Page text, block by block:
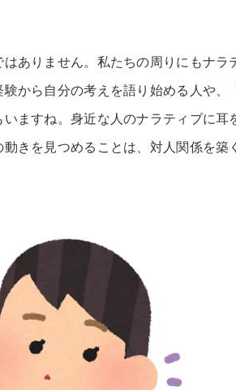
ありません。私たちの周りにもナラ
から自分の考えを語り始める人や、
ますね。身近な人のナラティブに耳
きを見つめることは、対人関係を築